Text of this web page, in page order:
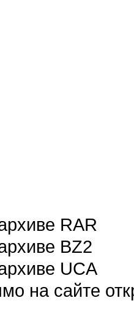
RAR
BZ2
UCA
на сайте